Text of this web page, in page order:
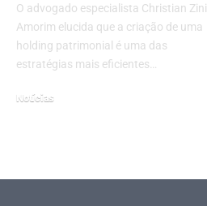
O advogado especialista Christian Zini
Amorim elucida que a criação de uma
holding patrimonial é uma das
estratégias mais eficientes…
Notícias